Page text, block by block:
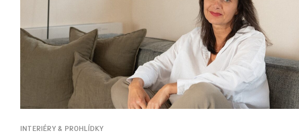
INTERIÉRY & PROHLÍDKY